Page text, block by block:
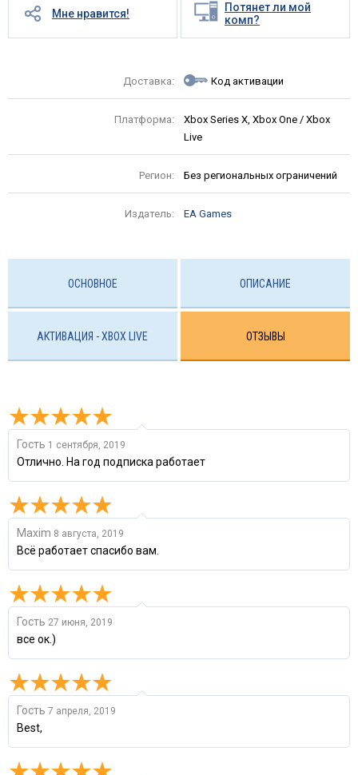
Мне нравится!
Потянет ли мой
комп?
Доставка: Код активации
Платформа:
Xbox Series X, Xbox One / Xbox
Live
Регион: Без региональных ограничений
Издатель: EA Games
ОСНОВНОЕ ОПИСАНИЕ
АКТИВАЦИЯ - XBOX LIVE ОТЗЫВЫ
Гость 1 сентября, 2019
Отлично. На год подписка работает
Maxim 8 августа, 2019
Всё работает спасибо вам.
Гость 27 июня, 2019
все ок.)
Гость 7 апреля, 2019
Best,